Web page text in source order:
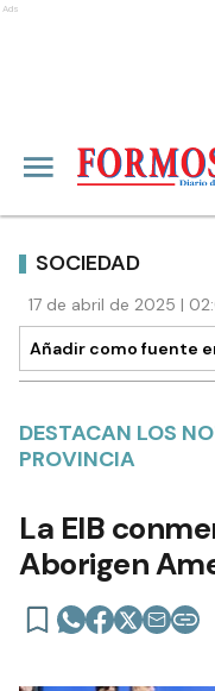
Ads
SOCIEDAD
17 de abril de 2025 |
Añadir como fuente
DESTACAN LOS
PROVINCIA
La EIB
Aborigen